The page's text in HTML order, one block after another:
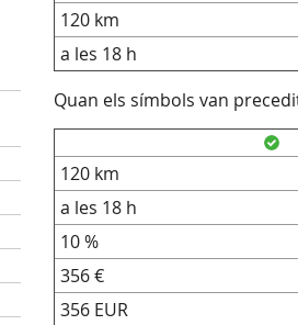
120 km
a les 18 h
Quan els símbols van
120 km
a les 18 h
10 %
356 €
356 EUR